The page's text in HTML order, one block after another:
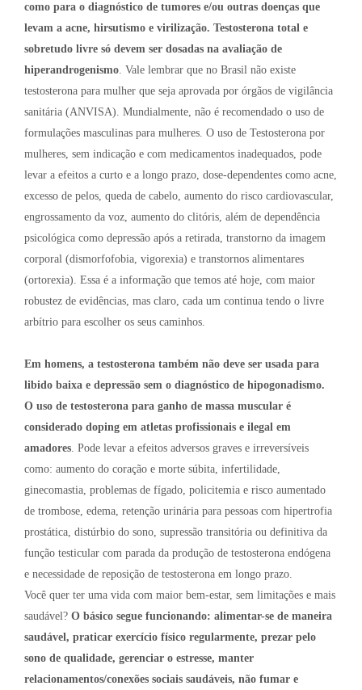
como para o diagnóstico de tumores e/ou outras doenças que
levam a acne, hirsutismo e virilização. Testosterona total e
sobretudo livre só devem ser dosadas na avaliação de
hiperandrogenismo. Vale lembrar que no Brasil não existe
testosterona para mulher que seja aprovada por órgãos de vigilância
sanitária (ANVISA). Mundialmente, não é recomendado o uso de
formulações masculinas para mulheres. O uso de Testosterona por
mulheres, sem indicação e com medicamentos inadequados, pode
levar a efeitos a curto e a longo prazo, dose-dependentes como acne,
excesso de pelos, queda de cabelo, aumento do risco cardiovascular,
engrossamento da voz, aumento do clitóris, além de dependência
psicológica como depressão após a retirada, transtorno da imagem
corporal (dismorfofobia, vigorexia) e transtornos alimentares
(ortorexia). Essa é a informação que temos até hoje, com maior
robustez de evidências, mas claro, cada um continua tendo o livre
arbítrio para escolher os seus caminhos.
Em homens, a testosterona também não deve ser usada para
libido baixa e depressão sem o diagnóstico de hipogonadismo.
O uso de testosterona para ganho de massa muscular é
considerado doping em atletas profissionais e ilegal em
amadores. Pode levar a efeitos adversos graves e irreversíveis
como: aumento do coração e morte súbita, infertilidade,
ginecomastia, problemas de fígado, policitemia e risco aumentado
de trombose, edema, retenção urinária para pessoas com hipertrofia
prostática, distúrbio do sono, supressão transitória ou definitiva da
função testicular com parada da produção de testosterona endógena
e necessidade de reposição de testosterona em longo prazo.
Você quer ter uma vida com maior bem-estar, sem limitações e mais
saudável? O básico segue funcionando: alimentar-se de maneira
saudável, praticar exercício físico regularmente, prezar pelo
sono de qualidade, gerenciar o estresse, manter
relacionamentos/conexões sociais saudáveis, não fumar e